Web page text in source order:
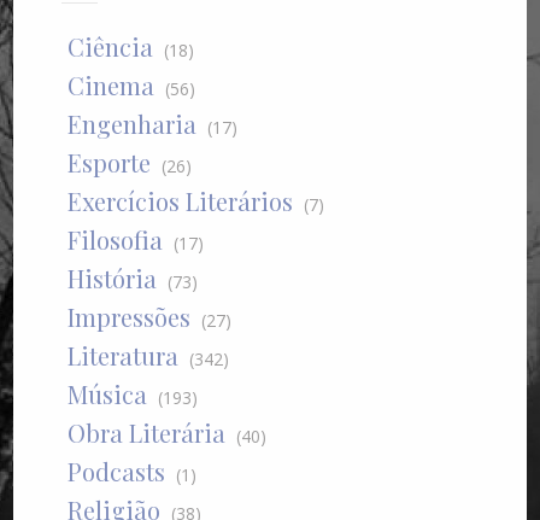
Ciência (18)
Cinema (56)
Engenharia (17)
Esporte (26)
Exercícios Literários (7)
Filosofia (17)
História (73)
Impressões (27)
Literatura (342)
Música (193)
Obra Literária (40)
Podcasts (1)
Religião (38)